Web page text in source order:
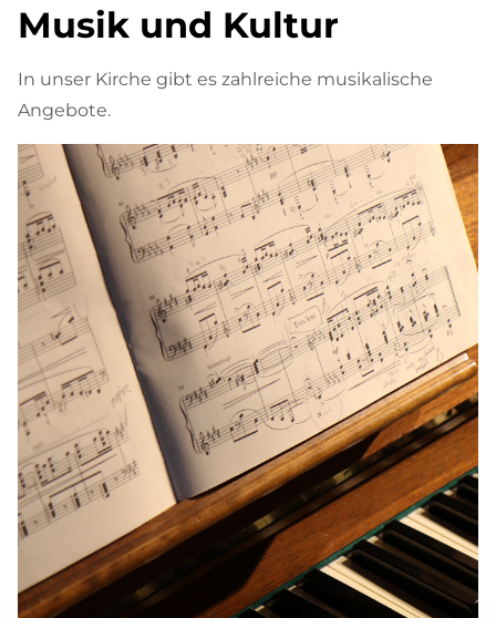
Musik und Kultur
In unser Kirche gibt es zahlreiche musikalische
Angebote.